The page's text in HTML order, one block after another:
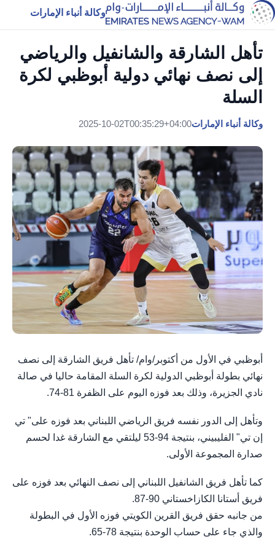
وكالة أنباء الإمارات
تأهل الشارقة والشانفيل والرياضي
إلى نصف نهائي دولية أبوظبي لكرة
السلة
وكالة أنباء الإمارات2025-10-02T00:35:29+04:00
أبوظبي في الأول من أكتوبر/وام/ تأهل فريق الشارقة إلى نصف
نهائي بطولة أبوظبي الدولية لكرة السلة المقامة حاليا في صالة
نادي الجزيرة، وذلك بعد فوزه اليوم على الظفرة 81-74.
وتأهل إلى الدور نفسه فريق الرياضي اللبناني بعد فوزه على" تي
إن تي" الفليبيني، بنتيجة 94-53 ليلتقي مع الشارقة غدا لحسم
صدارة المجموعة الأولى.
كما تأهل فريق الشانفيل اللبناني إلى نصف النهائي بعد فوزه على
فريق أستانا الكازاخستاني 90-87.
من جانبه حقق فريق القرين الكويتي فوزه الأول في البطولة
والذي جاء على حساب الوحدة بنتيجة 78-65.